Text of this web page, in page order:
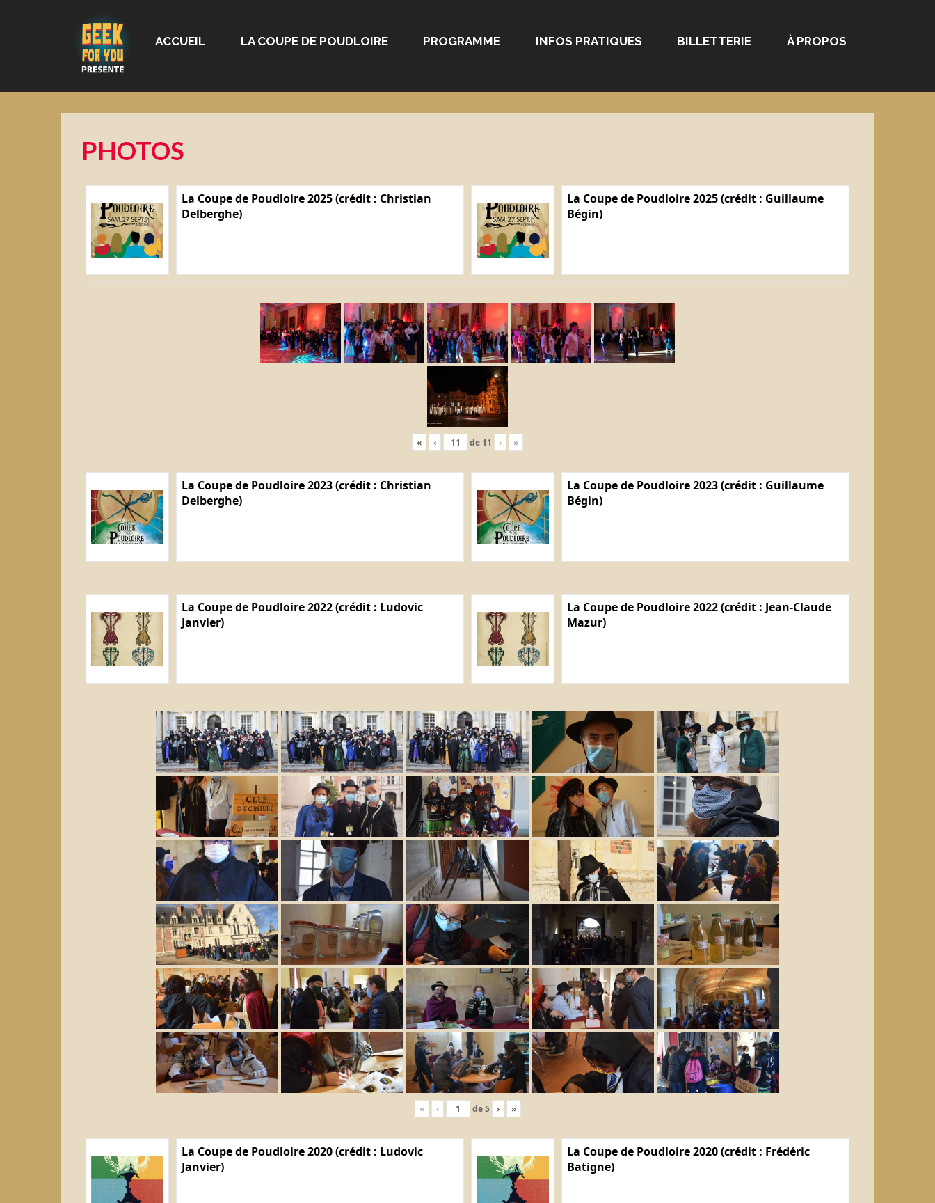
ACCUEIL LA COUPE DE POUDLOIRE PROGRAMME INFOS PRATIQUES BILLETTERIE À PROPOS
PHOTOS
La Coupe de Poudloire 2025 (crédit : Christian
Delberghe)
La Coupe de Poudloire 2025 (crédit : Guillaume
Bégin)
« ‹ de 11 › »
La Coupe de Poudloire 2023 (crédit : Christian
Delberghe)
La Coupe de Poudloire 2023 (crédit : Guillaume
Bégin)
La Coupe de Poudloire 2022 (crédit : Ludovic
Janvier)
La Coupe de Poudloire 2022 (crédit : Jean-Claude
Mazur)
« ‹ de5 › »
La Coupe de Poudloire 2020 (crédit : Ludovic
Janvier)
La Coupe de Poudloire 2020 (crédit : Frédéric
Batigne)